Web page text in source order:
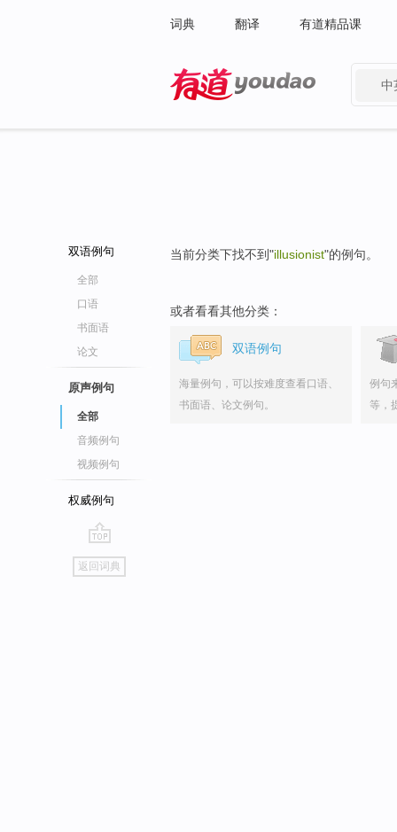
词典 翻译 有道精品课
中
双语例句
全部
口语
书面语
论文
原声例句
全部
音频例句
视频例句
权威例句
go
top
返回词典
当前分类下找不到"illusionist"的例句。
或者看看其他分类：
双语例句
海量例句，可以按难度查看口语、
书面语、论文例句。
例句
等，